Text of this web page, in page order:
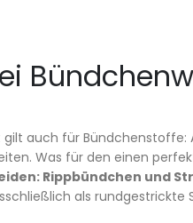
auch für Bündchenstoffe:
Was für den einen
Rippbündchen und
als rundgestrickte